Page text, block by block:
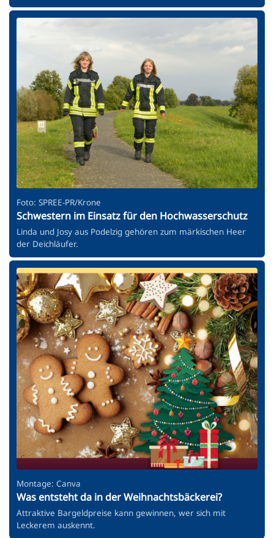
Foto: SPREE-PR/Krone
Schwestern im Einsatz für den Hochwasserschutz
Linda und Josy aus Podelzig gehören zum märkischen Heer
der Deichläufer.
Montage: Canva
Was entsteht da in der Weihnachtsbäckerei?
Attraktive Bargeldpreise kann gewinnen, wer sich mit
Leckerem auskennt.